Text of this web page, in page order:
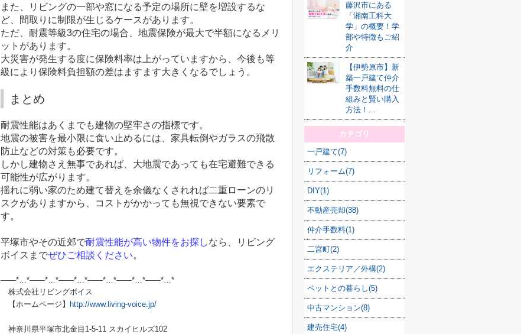
また、リビングの一部や窓になる予定の場所に壁を増設するな
ど、間取りに制限が生じるケースがあります。
ただ、耐震等級3の住宅の場合、地震保険が最大で半額になるメリ
ットがあります。
大災害が発生する度に保険料率は上がっていますから、今後も等
級により保険料負担額の差はますます大きくなるでしょう。
まとめ
耐震性能はあくまでも建物の堅牢さの指標です。
地震の被害を最小限に食い止めるには、家具転倒やガラスの飛散
防止などの対策も必要です。
しかし建物さえ無事であれば、大地震であっても在宅避難できる
可能性が広がります。
揺れに弱い家のため建て替えを余儀なくされれば二重ローンのリ
スクがありますから、コストがかかっても無視できない要素で
す。
平塚市やその近郊で耐震性能が高い物件をお探しなら、リビング
ボイスまでぜひご相談ください。
——*…*——*…*——*…*——*…*——*…*——*…*
株式会社リビングボイス
【ホームページ】
http://www.living-voice.jp/
神奈川県平塚市北金目1-5-11 スカイヒルズ102
藤沢市にある
「湘南工科大
学」の概要！学
部や特徴もご紹
介
【伊勢原市】新
築一戸建て仲介
手数料無料の仕
組みと賢い購入
方法！...
カテゴリ
一戸建て(7)
リフォーム(7)
DIY(1)
不動産売却(38)
仲介手数料(1)
二宮町(2)
エクステリア／外構(2)
ペットとの暮らし(5)
中古マンション(8)
建売住宅(4)